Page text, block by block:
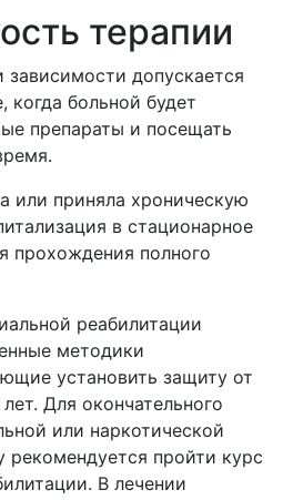
терапии
допускается
когда больной будет
препараты и посещать
или приняла хроническую
в стационарное
прохождения полного
реабилитации
методики
установить защиту от
Для окончательного
или наркотической
рекомендуется пройти курс
В лечении